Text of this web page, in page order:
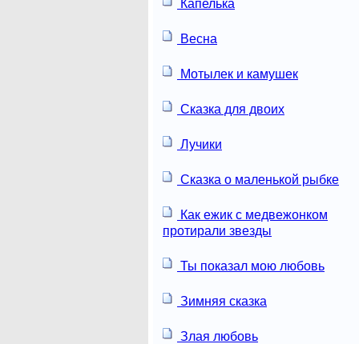
Капелька
Весна
Мотылек и камушек
Сказка для двоих
Лучики
Сказка о маленькой рыбке
Как ежик с медвежонком
протирали звезды
Ты показал мою любовь
Зимняя сказка
Злая любовь